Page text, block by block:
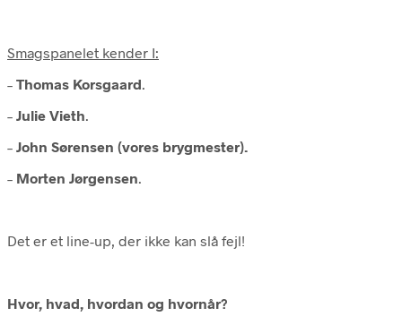
Smagspanelet kender I:
– Thomas Korsgaard.
– Julie Vieth.
– John Sørensen (vores brygmester).
– Morten Jørgensen.
Det er et line-up, der ikke kan slå fejl!
Hvor, hvad, hvordan og hvornår?